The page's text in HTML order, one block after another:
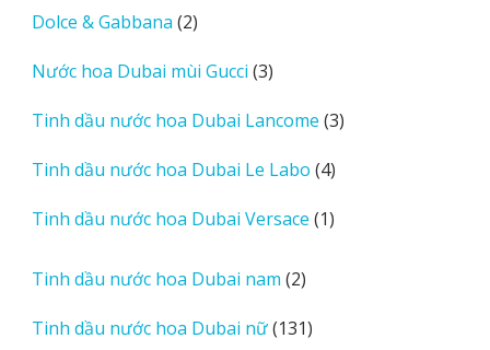
phẩm
Dolce & Gabbana 22
phẩm
Nước hoa Dubai mùi Gucci 33
phẩm
Tinh dầu nước hoa Dubai Lancome 33
Tinh dầu nước hoa Dubai Le Labo 44
phẩm
Tinh dầu nước hoa Dubai Versace 11
Tinh dầu nước hoa Dubai nam 22
phẩm
Tinh dầu nước hoa Dubai nữ 131131